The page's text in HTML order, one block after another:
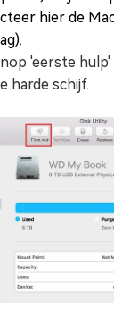
hier de
'eerste
harde schijf.